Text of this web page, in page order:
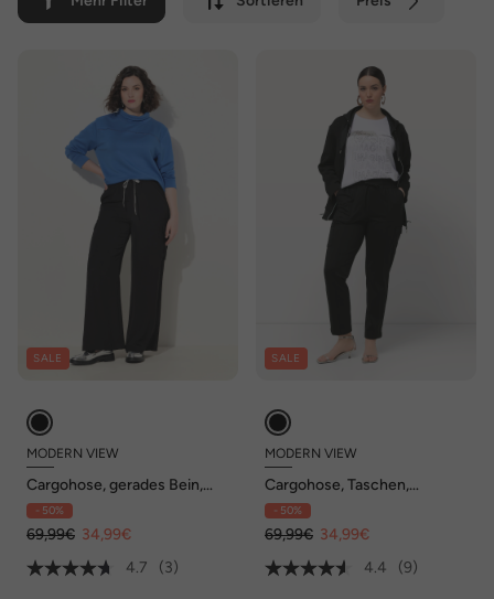
SALE
MODERN VIEW
Cargohose, gerades Bein,
Elastikbund, Cargotaschen
- 50%
69,99€ 34,99€
4.7
(3)
SALE
MODERN VIEW
Cargohose, Taschen,
Elastikbund, Saumschlitze
- 50%
69,99€ 34,99€
4.4
(9)